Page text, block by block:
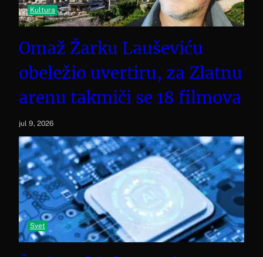
Kultura
Omaž Žarku Lauševiću
obeležio uvertiru, za Zlatnu
arenu takmiči se 18 filmova
jul 9, 2026
Svet